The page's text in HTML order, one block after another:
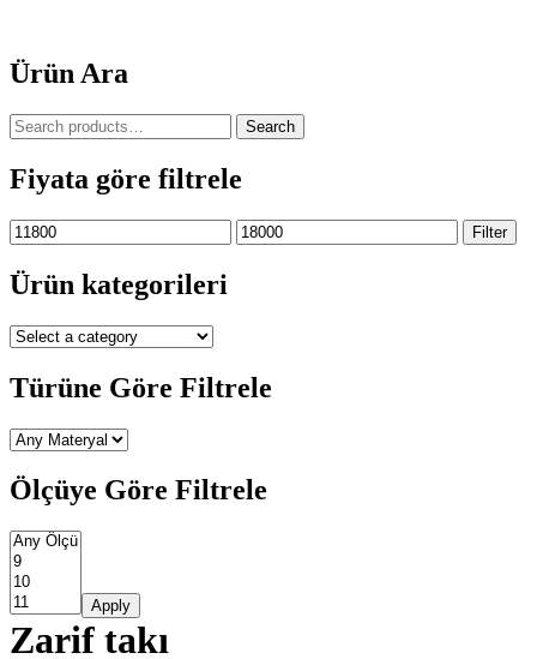
Ürün Ara
Search
for:
Search
Fiyata göre filtrele
Min
price
Max
price
Filter
Ürün kategorileri
Türüne Göre Filtrele
Ölçüye Göre Filtrele
Apply
Zarif takı